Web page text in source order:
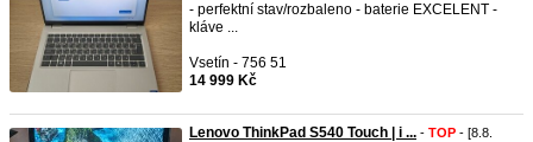
- perfektní stav/rozbaleno - baterie EXCELENT -
kláve ...
Vsetín - 756 51
14 999 Kč
Lenovo ThinkPad S540 Touch | i ... - TOP - [8.8.